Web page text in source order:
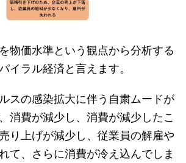
物価水準という観点から分析する
イラル経済と言えます。
スの感染拡大に伴う自粛ムードが
消費が減少し、消費が減少したこ
り上げが減少し、従業員の解雇や
て、さらに消費が冷え込んでしま